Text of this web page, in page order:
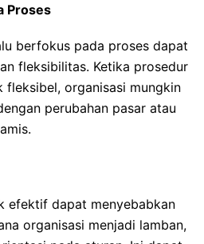
Proses
berfokus pada proses dapat
fleksibilitas. Ketika prosedur
fleksibel, organisasi mungkin
perubahan pasar atau
efektif dapat menyebabkan
organisasi menjadi lamban,